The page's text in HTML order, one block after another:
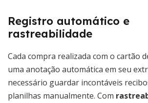
Registro automático e
rastreabilidade
Cada compra realizada com o cartão
uma anotação automática em seu
necessário guardar incontáveis
planilhas manualmente. Com